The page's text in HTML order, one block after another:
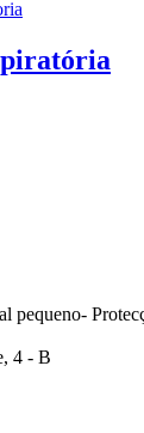
-
4 - B